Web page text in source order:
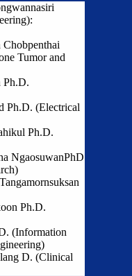
Tumor and
Ph.D.
Ph.D. (Electrical
Ph.D.
NgaosuwanPhD
Ph.D.
(Information
D. (Clinical